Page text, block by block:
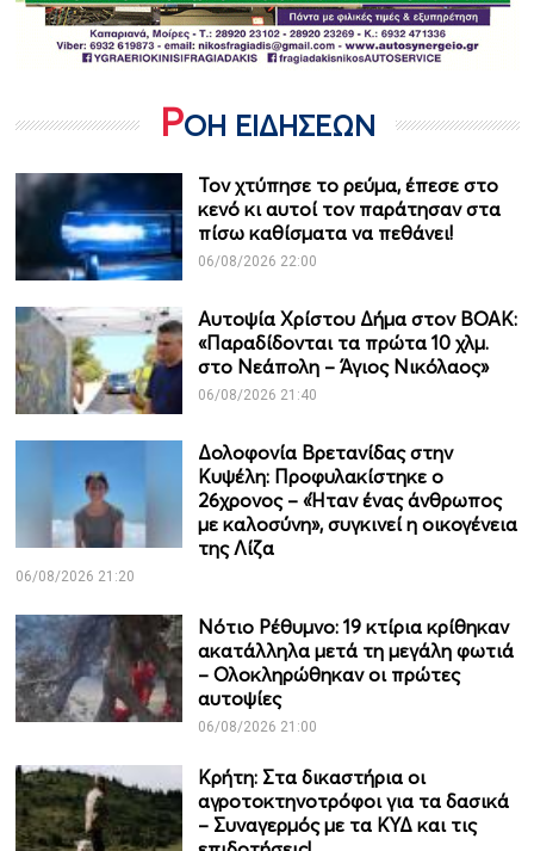
ΡΟΗ ΕΙΔΗΣΕΩΝ
Τον χτύπησε το ρεύμα, έπεσε στο
κενό κι αυτοί τον παράτησαν στα
πίσω καθίσματα να πεθάνει!
06/08/2026 22:00
Αυτοψία Χρίστου Δήμα στον ΒΟΑΚ:
«Παραδίδονται τα πρώτα 10 χλμ.
στο Νεάπολη – Άγιος Νικόλαος»
06/08/2026 21:40
Δολοφονία Βρετανίδας στην
Κυψέλη: Προφυλακίστηκε ο
26χρονος – «Ήταν ένας άνθρωπος
με καλοσύνη», συγκινεί η οικογένεια
της Λίζα
06/08/2026 21:20
Νότιο Ρέθυμνο: 19 κτίρια κρίθηκαν
ακατάλληλα μετά τη μεγάλη φωτιά
– Ολοκληρώθηκαν οι πρώτες
αυτοψίες
06/08/2026 21:00
Κρήτη: Στα δικαστήρια οι
αγροτοκτηνοτρόφοι για τα δασικά
– Συναγερμός με τα ΚΥΔ και τις